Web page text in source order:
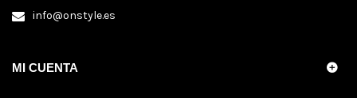
info@onstyle.es
MI CUENTA